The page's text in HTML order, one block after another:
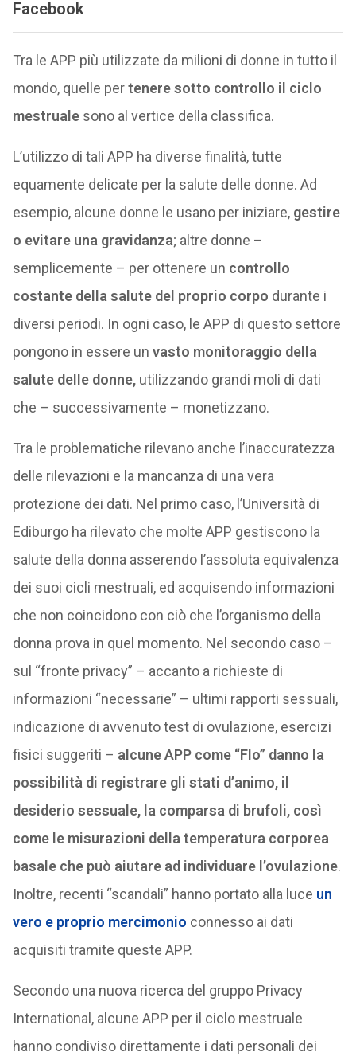
Facebook
Tra le APP più utilizzate da milioni di donne in tutto il
mondo, quelle pertenere sotto controllo il ciclo
mestrualesono al vertice della classifica.
L’utilizzo di tali APP ha diverse finalità, tutte
equamente delicate per la salute delle donne. Ad
esempio, alcune donne le usano per iniziare, gestire
o evitare una gravidanza; altre donne –
semplicemente – per ottenere un controllo
costante della salute del proprio corpo durante i
diversi periodi. In ogni caso, le APP di questo settore
pongono in essere un vasto monitoraggio della
salute delle donne,utilizzando grandi moli di dati
che – successivamente – monetizzano.
Tra le problematiche rilevano anche l’inaccuratezza
delle rilevazioni e la mancanza di una vera
protezione dei dati. Nel primo caso, l’Università di
Ediburgo ha rilevato che molte APP gestiscono la
salute della donna asserendo l’assoluta equivalenza
dei suoi cicli mestruali, ed acquisendo informazioni
che non coincidono con ciò che l’organismo della
donna prova in quel momento. Nel secondo caso –
sul “fronte privacy” – accanto a richieste di
informazioni “necessarie” – ultimi rapporti sessuali,
indicazione di avvenuto test di ovulazione, esercizi
fisici suggeriti – alcune APP come “Flo” danno la
possibilità di registrare gli stati d’animo, il
desiderio sessuale, la comparsa di brufoli, così
come le misurazioni della temperatura corporea
basale che può aiutare ad individuare l’ovulazione.
Inoltre, recenti “scandali” hanno portato alla luce un
vero e proprio mercimonio connesso ai dati
acquisiti tramite queste APP.
Secondo una nuova ricerca del gruppo Privacy
International, alcune APP per il ciclo mestruale
hanno condiviso direttamente i dati personali dei